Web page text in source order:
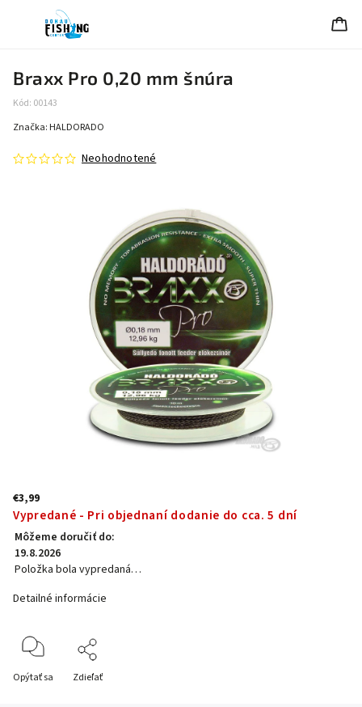
Braxx Pro 0,20 mm šnúra
Kód: 00143
Neohodnotené
Značka: HALDORADO
€3,99
Vypredané - Pri objednaní dodanie do cca. 5 dní
Môžeme doručiť do:
19.8.2026
Položka bola vypredaná…
Detailné informácie
Opýtať sa Zdieľať